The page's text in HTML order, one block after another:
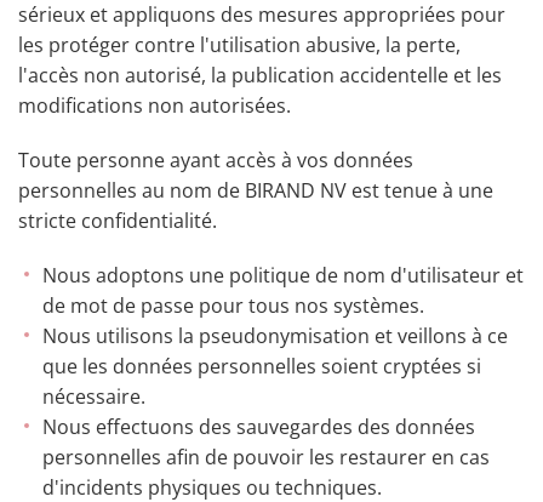
sérieux et appliquons des mesures appropriées pour
les protéger contre l'utilisation abusive, la perte,
l'accès non autorisé, la publication accidentelle et les
modifications non autorisées.
Toute personne ayant accès à vos données
personnelles au nom de BIRAND NV est tenue à une
stricte confidentialité.
Nous adoptons une politique de nom d'utilisateur et
de mot de passe pour tous nos systèmes.
Nous utilisons la pseudonymisation et veillons à ce
que les données personnelles soient cryptées si
nécessaire.
Nous effectuons des sauvegardes des données
personnelles afin de pouvoir les restaurer en cas
d'incidents physiques ou techniques.